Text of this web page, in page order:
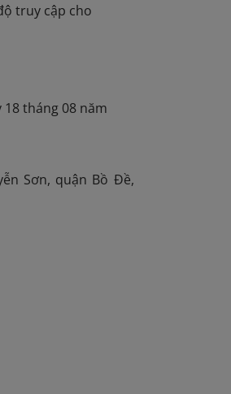
truy cập cho
tháng 08 năm
Sơn, quận Bồ Đề,